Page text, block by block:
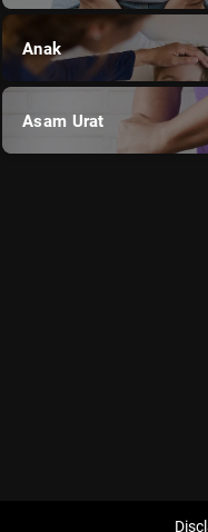
Anak
Asam Urat